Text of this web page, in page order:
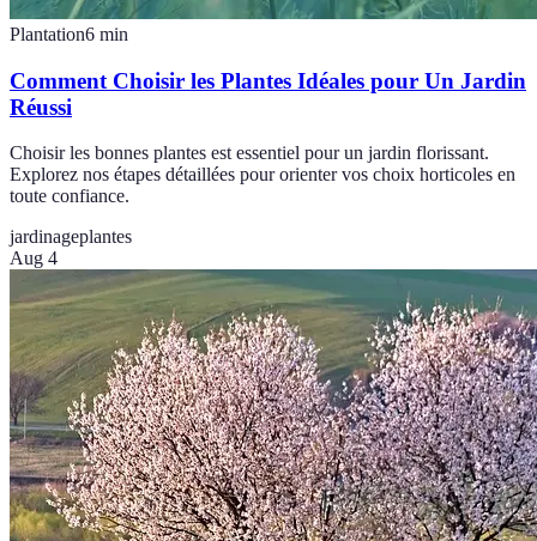
Plantation6 min
Comment Choisir les Plantes Idéales pour Un Jardin
Réussi
Choisir les bonnes plantes est essentiel pour un jardin florissant.
Explorez nos étapes détaillées pour orienter vos choix horticoles en
toute confiance.
jardinageplantes
Aug 4